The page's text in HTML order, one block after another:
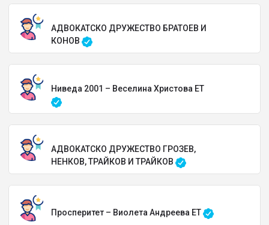
АДВОКАТСКО ДРУЖЕСТВО БРАТОЕВ И
КОНОВ
Ниведа 2001 – Веселина Христова ЕТ
АДВОКАТСКО ДРУЖЕСТВО ГРОЗЕВ,
НЕНКОВ, ТРАЙКОВ И ТРАЙКОВ
Просперитет – Виолета Андреева ЕТ